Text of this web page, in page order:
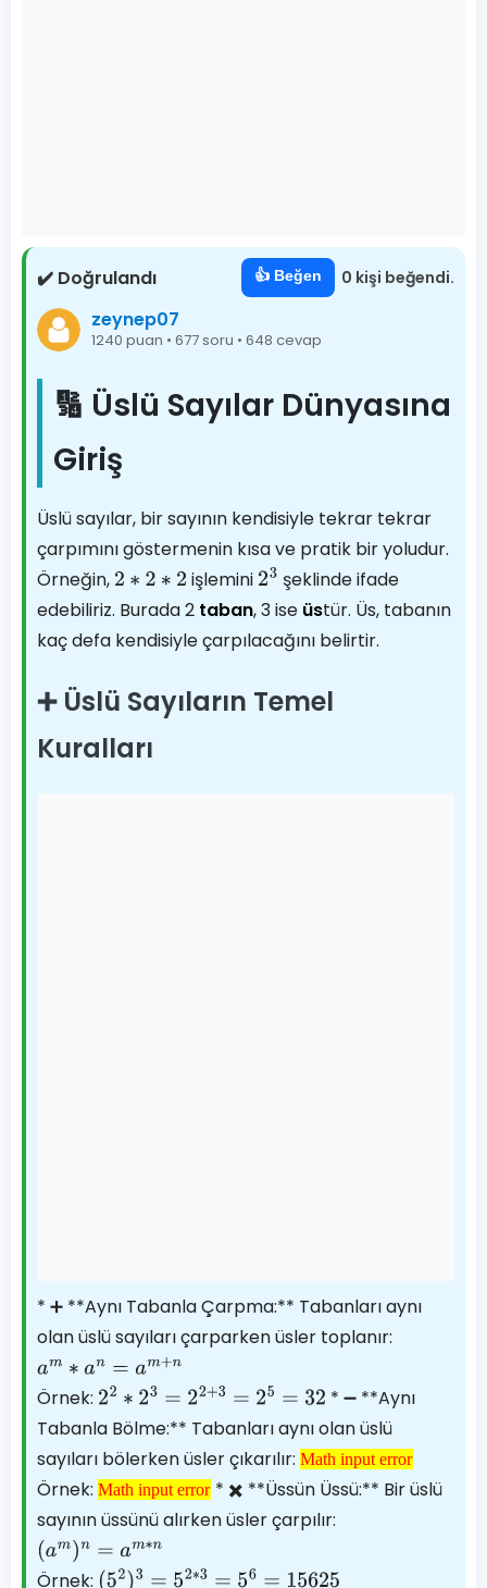
✔️ Doğrulandı 👍 Beğen 0 kişi beğendi.
zeynep07
1240 puan • 677 soru • 648 cevap
🔢 Üslü Sayılar Dünyasına
Giriş
Üslü sayılar, bir sayının kendisiyle tekrar tekrar
çarpımını göstermenin kısa ve pratik bir yoludur.
Örneğin, 2 ∗2∗ 2 işlemini 23 şeklinde ifade
edebiliriz. Burada 2 taban, 3 ise üstür. Üs, tabanın
kaç defa kendisiyle çarpılacağını belirtir.
➕ Üslü Sayıların Temel
Kuralları
* ➕ **Aynı Tabanla Çarpma:** Tabanları aynı
olan üslü sayıları çarparken üsler toplanır:
am ∗ an=am+n
Örnek: 22 ∗23= 22 +3=2 5= 32
* ➖ **Aynı
Tabanla Bölme:** Tabanları aynı olan üslü
sayıları bölerken üsler çıkarılır: Math input error
Math input
error
Örnek: Math input error
Math input
error
* ✖️ **Üssün Üssü:** Bir üslü
sayının üssünü alırken üsler çarpılır:
(am)n =a m∗n
Örnek: